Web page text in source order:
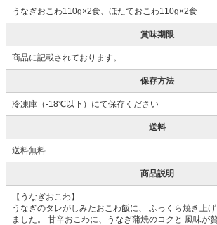
うなぎおこわ110g×2食、ほたておこわ110g×2食
賞味期限
商品に記載されております。
保存方法
冷凍庫（-18℃以下）にて保存ください
送料
送料無料
商品説明
【うなぎおこわ】
うなぎのタレがしみたおこわ飯に、 ふっくら焼き上
ました。 甘辛おこわに、うなぎ蒲焼のコクと 風味が